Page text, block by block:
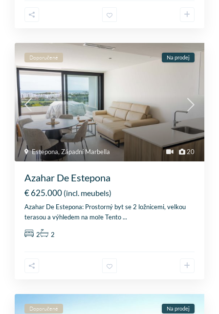
20
Estepona,Západní Marbella
Doporučené Na prodej
Azahar De Estepona
€ 625.000 (incl. meubels)
Azahar De Estepona: Prostorný byt se 2 ložnicemi, velkou
terasou a výhledem na moře Tento...
2 2
Doporučené Na prodej